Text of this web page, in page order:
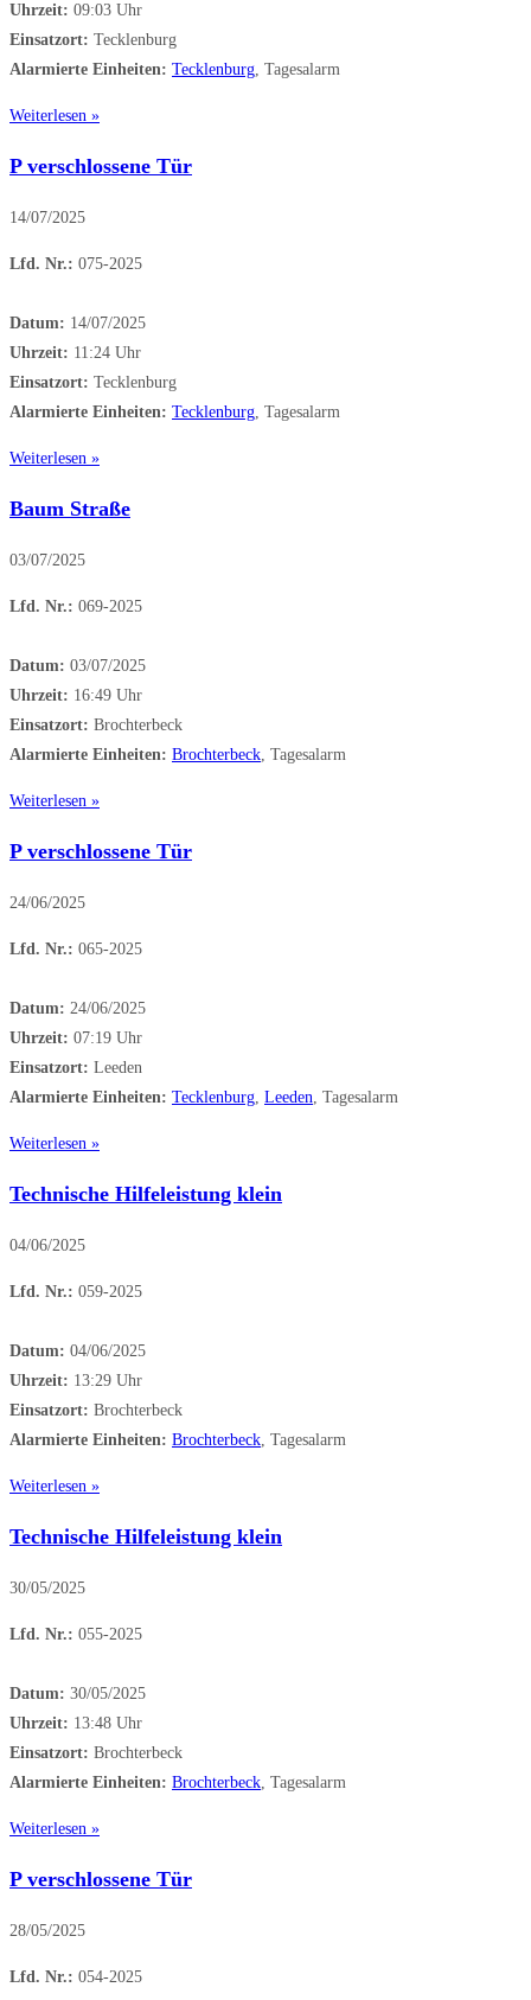
Uhrzeit: 09:03 Uhr
Einsatzort: Tecklenburg
Alarmierte Einheiten: Tecklenburg, Tagesalarm
Weiterlesen »
P verschlossene Tür
14/07/2025
Lfd. Nr.: 075-2025
Datum: 14/07/2025
Uhrzeit: 11:24 Uhr
Einsatzort: Tecklenburg
Alarmierte Einheiten: Tecklenburg, Tagesalarm
Weiterlesen »
Baum Straße
03/07/2025
Lfd. Nr.: 069-2025
Datum: 03/07/2025
Uhrzeit: 16:49 Uhr
Einsatzort: Brochterbeck
Alarmierte Einheiten: Brochterbeck, Tagesalarm
Weiterlesen »
P verschlossene Tür
24/06/2025
Lfd. Nr.: 065-2025
Datum: 24/06/2025
Uhrzeit: 07:19 Uhr
Einsatzort: Leeden
Alarmierte Einheiten: Tecklenburg, Leeden, Tagesalarm
Weiterlesen »
Technische Hilfeleistung klein
04/06/2025
Lfd. Nr.: 059-2025
Datum: 04/06/2025
Uhrzeit: 13:29 Uhr
Einsatzort: Brochterbeck
Alarmierte Einheiten: Brochterbeck, Tagesalarm
Weiterlesen »
Technische Hilfeleistung klein
30/05/2025
Lfd. Nr.: 055-2025
Datum: 30/05/2025
Uhrzeit: 13:48 Uhr
Einsatzort: Brochterbeck
Alarmierte Einheiten: Brochterbeck, Tagesalarm
Weiterlesen »
P verschlossene Tür
28/05/2025
Lfd. Nr.: 054-2025